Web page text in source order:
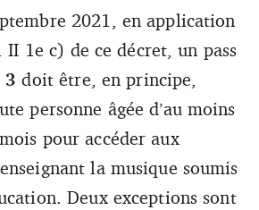
2021, un pass sanitaire valide
toute personne âgée d’au moins 12
accéder aux établissements
Crédit : Arnold Jerocki
2021, en application
II 1e c) de ce décret, un pass
3 doit être, en principe,
personne âgée d’au moins
pour accéder aux
la musique soumis
Deux exceptions sont